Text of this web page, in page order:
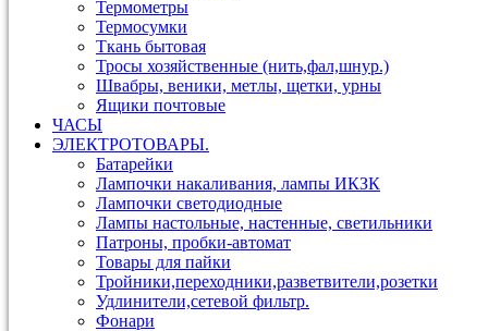
Термометры
Термосумки
Ткань бытовая
Тросы хозяйственные (нить,фал,шнур.)
Швабры, веники, метлы, щетки, урны
Ящики почтовые
ЧАСЫ
ЭЛЕКТРОТОВАРЫ.
Батарейки
Лампочки накаливания, лампы ИКЗК
Лампочки светодиодные
Лампы настольные, настенные, светильники
Патроны, пробки-автомат
Товары для пайки
Тройники,переходники,разветвители,розетки
Удлинители,сетевой фильтр.
Фонари